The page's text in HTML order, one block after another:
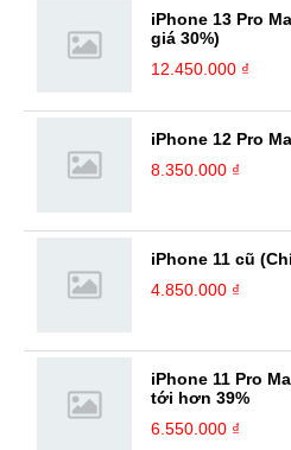
iPhone 13 Pro
giá 30%)
12.450.000 ₫
iPhone 12 Pro
8.350.000 ₫
iPhone 11 cũ
4.850.000 ₫
iPhone 11 Pro
tới hơn 39%
6.550.000 ₫